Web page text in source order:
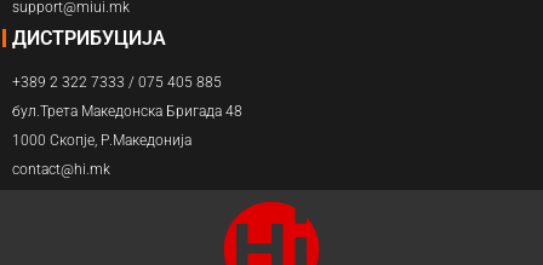
support@miui.mk
ДИСТРИБУЦИЈА
+389 2 322 7333 / 075 405 885
бул.Трета Македонска Бригада 48
1000 Скопје, Р.Македонија
contact@hi.mk